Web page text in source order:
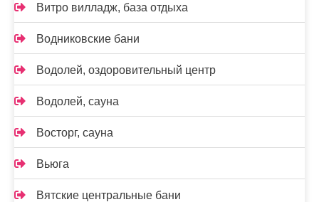
Витро вилладж, база отдыха
Водниковские бани
Водолей, оздоровительный центр
Водолей, сауна
Восторг, сауна
Вьюга
Вятские центральные бани